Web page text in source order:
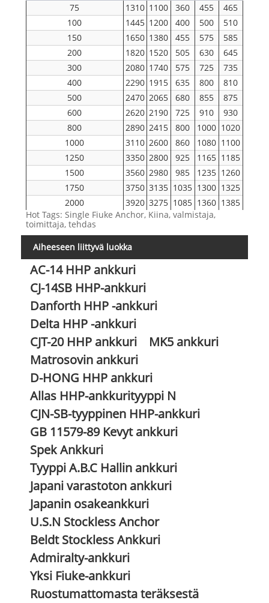
75 1310 1100 360 455
465
100
1445 1200 400 500
510
150
1650 1380 455 575
585
200
1820 1520 505 630
645
300
2080 1740 575 725
735
400
2290 1915 635 800
810
500
2470 2065 680 855
875
600
2620 2190 725 910
930
800
2890 2415 800 1000 1020
1000
3110 2600 860 1080 1100
1250
3350 2800 925 1165 1185
1500
3560 2980 985 1235 1260
1750
3750 3135 1035 1300 1325
2000
3920 3275 1085 1360 1385
3000
4485 3750 1240 1555
5000
5320
6000
5650 4720 1560 1960 1995
7000
5950
8000
6220
9000
6468 5400
10000
6700
12000
7115 5950 1968 2465
15000
7670
18000
8148
20000
8400 7020
22000
8710 7275 2410
25000
9080 7590 2510 3146
Hot Tags: Single Fiuke Anchor, Kiina, valmistaja,
toimittaja, tehdas
Aiheeseen liittyvä luokka
AC-14 HHP ankkuri
CJ-14SB HHP-ankkuri
Danforth HHP -ankkuri
Delta HHP -ankkuri
CJT-20 HHP ankkuri
MK5 ankkuri
Matrosovin ankkuri
D-HONG HHP ankkuri
Allas HHP-ankkurityyppi N
CJN-SB-tyyppinen HHP-ankkuri
GB 11579-89 Kevyt ankkuri
Spek Ankkuri
Tyyppi A.B.C Hallin ankkuri
Japani varastoton ankkuri
Japanin osakeankkuri
U.S.N Stockless Anchor
Beldt Stockless Ankkuri
Admiralty-ankkuri
Yksi Fiuke-ankkuri
Ruostumattomasta teräksestä